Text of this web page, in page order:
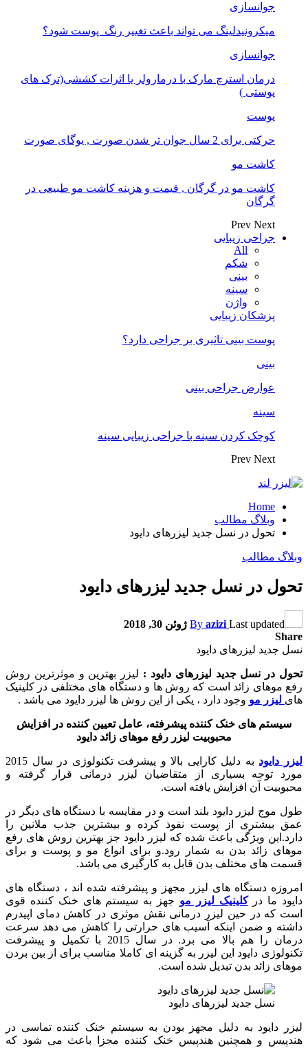
جوانسازی
میکرونیدلینگ می تواند باعث تغییر رنگ ‍ پوست شود؟
جوانسازی
درمان استرچ مارک با درمارولر یا اثرات کششی(ترک های
پوستی )
پوست
حرکتی برای 2 سال جوان تر شدن صورت , یوگای صورت
کاشت مو
کاشت مو در گرگان , قیمت و هزینه کاشت مو طبیعی در
گرگان
Prev Next
جراحی زیبایی
All
شکم
بینی
سینه
واژن
پزشکان زیبایی
پوست بینی تاثیری بر جراحی دارد؟
بینی
عوارض جراحی بینی
سینه
کوچک کردن سینه با جراحی زیبایی سینه
Prev Next
Home
وبلاگ مطالب
تحول در نسل جدید لیزرهای دایود
وبلاگ مطالب
تحول در نسل جدید لیزرهای دایود
By azizi Last updated
ژوئن 30, 2018
Share
نسل جدید لیزرهای دایود
تحول در نسل جدید لیزرهای دایود : لیزر بهترین و موثرترین روش
رفع موهای زائد است که روش ها و دستگاه های مختلفی در کلینیک
های لیزر مو وجود دارد ، یکی از این روش ها لیزر دایود می باشد .
سیستم های خنک کننده پیشرفته، عامل تعیین کننده در افزایش
محبوبیت لیزر رفع موهای زائد دایود
لیزر دایود
به دلیل کارایی بالا و پیشرفت تکنولوژی در سال 2015
مورد توجه بسیاری از متقاضیان لیزر درمانی قرار گرفته و
محبوبیت آن افزایش یافته است.
طول موج لیزر دایود بلند است و در مقایسه با دستگاه های دیگر در
عمق بیشتری از پوست نفوذ کرده و بیشترین جذب ملانین را
دارد.این ویژگی باعث شده که لیزر دایود جز بهترین روش های رفع
موهای زائد بدن به شمار رود.و برای انواع مو و پوست و برای
قسمت های مختلف بدن قابل به کارگیری می باشد.
امروزه دستگاه های لیزر مجهز و پیشرفته شده اند ، دستگاه های
دایود ما درکلینیک لیزر مو جهز به سیستم های خنک کننده قوی
است که در حین لیزر درمانی نقش موثری در کاهش دمای اپیدرم
داشته و ضمن اینکه آسیب های حرارتی را کاهش می دهد سرعت
درمان را هم بالا می برد. در سال 2015 با تکمیل و پیشرفت
تکنولوژی دایود این لیزر به گزینه ای کاملا مناسب برای از بین بردن
موهای زائد بدن تبدیل شده است.
نسل جدید لیزرهای دایود
لیزر دایود به دلیل مجهز بودن به سیستم خنک کننده تماسی در
هندپیس و همچنین هندپیس خنک کننده مجزا باعث می شود که